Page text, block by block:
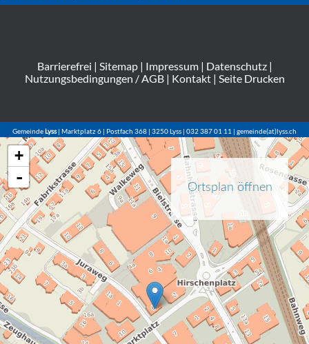
Barrierefrei | Sitemap| Impressum| Datenschutz|
Nutzungsbedingungen / AGB| Kontakt| Seite Drucken
GemeindeLyss| Marktplatz 6 | Postfach 368 | 3250 Lyss | 032 387 01 11 | gemeinde(at)lyss.ch